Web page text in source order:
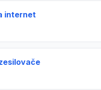
internet